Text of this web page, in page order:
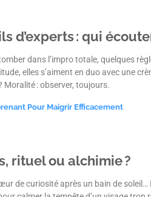
d’experts : qui
dans l’impro totale, quelques
elles s’aiment en duo avec une
Moralité : observer, toujours.
Pour Maigrir Efficacement
rituel ou alchimie ?
de curiosité après un bain de